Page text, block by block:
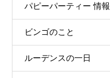
パピーパーティー 情報
ビンゴのこと
ルーデンスの一日